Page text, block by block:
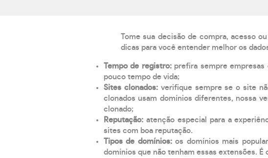
Tome sua decisão de compra, acesso
dicas para você entender melhor os
Tempo de registro: prefira sempre
pouco tempo de vida;
Sites clonados: verifique sempre se o site
clonados usam domínios diferentes, nossa
clonado;
Reputação: atenção especial para a
sites com boa reputação.
Tipos de domínios:os domínios mais
domínios que não tenham essas extensões.